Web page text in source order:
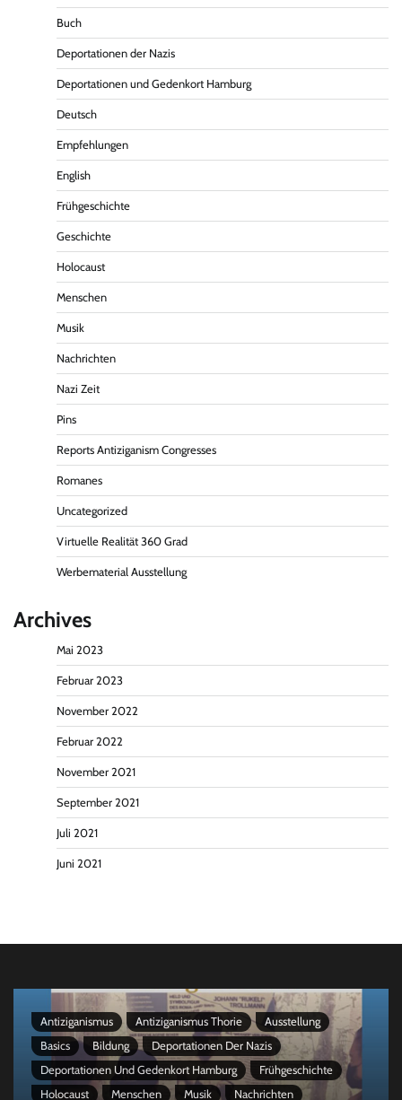
Buch
Deportationen der Nazis
Deportationen und Gedenkort Hamburg
Deutsch
Empfehlungen
English
Frühgeschichte
Geschichte
Holocaust
Menschen
Musik
Nachrichten
Nazi Zeit
Pins
Reports Antiziganism Congresses
Romanes
Uncategorized
Virtuelle Realität 360 Grad
Werbematerial Ausstellung
Archives
Mai 2023
Februar 2023
November 2022
Februar 2022
November 2021
September 2021
Juli 2021
Juni 2021
Antiziganismus Antiziganismus Thorie
Ausstellung
Basics
Bildung
Deportationen Der Nazis
Deportationen Und Gedenkort Hamburg
Frühgeschichte
Holocaust
Menschen Musik Nachrichten